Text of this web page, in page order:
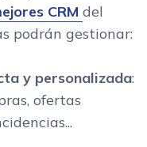
CRM del
podrán gestionar:
y personalizada:
ofertas